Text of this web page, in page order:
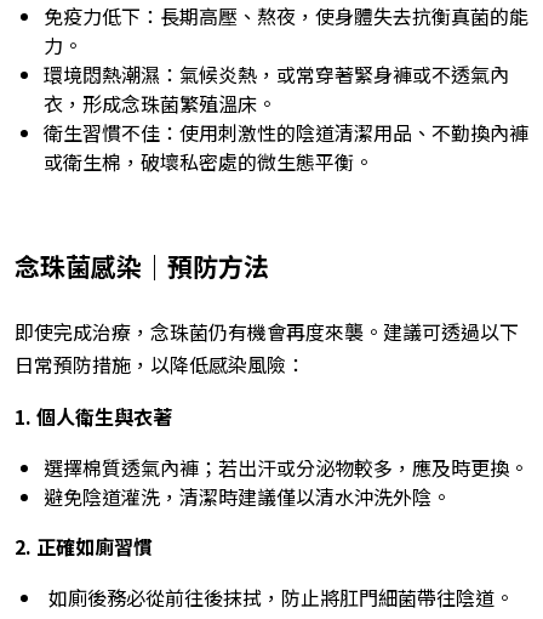
免疫力低下：長期高壓、熬夜，使身體失去抗衡真菌的能
力。
環境悶熱潮濕：氣候炎熱，或常穿著緊身褲或不透氣內
衣，形成念珠菌繁殖溫床。
衛生習慣不佳：使用刺激性的陰道清潔用品、不勤換內褲
或衛生棉，破壞私密處的微生態平衡。
念珠菌感染｜預防方法
即使完成治療，念珠菌仍有機會再度來襲。建議可透過以下
日常預防措施，以降低感染風險：
1. 個人衛生與衣著
選擇棉質透氣內褲；若出汗或分泌物較多，應及時更換。
避免陰道灌洗，清潔時建議僅以清水沖洗外陰。
2. 正確如廁習慣
如廁後務必從前往後抹拭，防止將肛門細菌帶往陰道。